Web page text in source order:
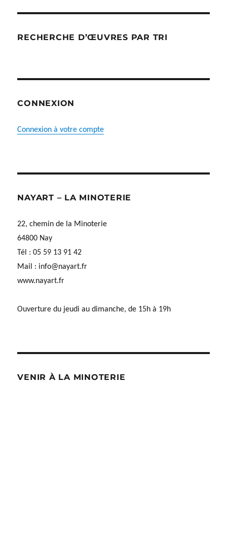
RECHERCHE D’ŒUVRES PAR TRI
CONNEXION
Connexion à votre compte
NAYART – LA MINOTERIE
22, chemin de la Minoterie
64800 Nay
Tél : 05 59 13 91 42
Mail : info@nayart.fr
www.nayart.fr
Ouverture du jeudi au dimanche, de 15h à 19h
VENIR À LA MINOTERIE